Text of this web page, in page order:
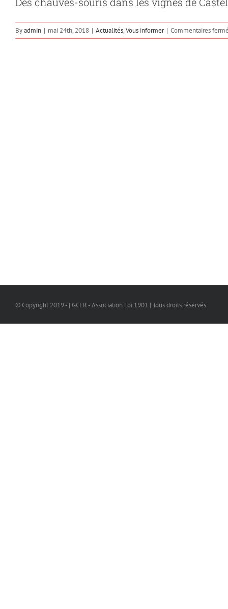
Byadmin | mai 24th, 2018 | Actualités,Vous informer | Commentaires
© Copyright 2019 - | GCLR - Association Loi 1901 | Tous droits réservés